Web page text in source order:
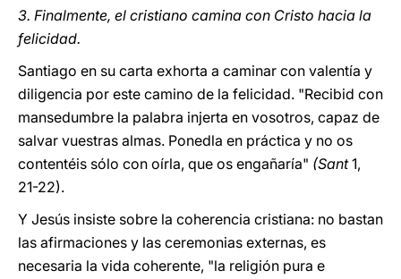
3. Finalmente, el cristiano camina con Cristo hacia la
felicidad.
Santiago en su carta exhorta a caminar con valentía y
diligencia por este camino de la felicidad. "Recibid con
mansedumbre la palabra injerta en vosotros, capaz de
salvar vuestras almas. Ponedla en práctica y no os
contentéis sólo con oírla, que os engañaría" (Sant1,
21-22).
Y Jesús insiste sobre la coherencia cristiana: no bastan
las afirmaciones y las ceremonias externas, es
necesaria la vida coherente, "la religión pura e